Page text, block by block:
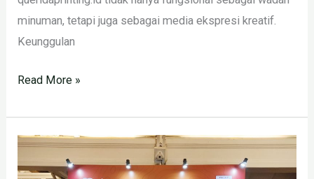
minuman, tetapi juga sebagai media ekspresi kreatif.
Keunggulan
Read More »
Cetak
Backdrop